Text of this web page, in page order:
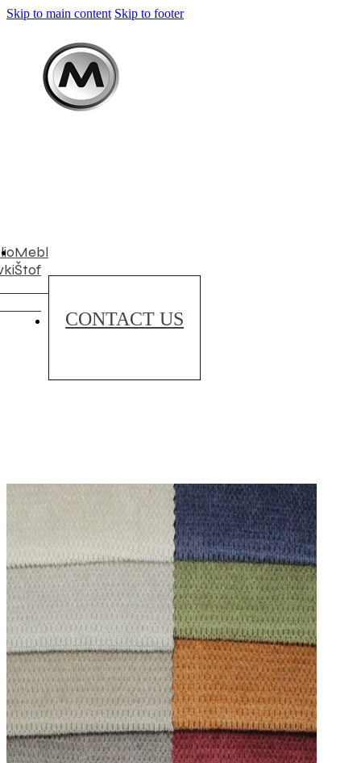
Skip to main content Skip to footer
Mebl
Štof
CONTACT US